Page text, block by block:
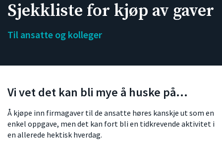
Sjekkliste for kjøp av gaver
Til ansatte og kolleger
Vi vet det kan bli mye å huske på...
Å kjøpe inn firmagaver til de ansatte høres kanskje ut som en
enkel oppgave, men det kan fort bli en tidkrevende aktivitet i
en allerede hektisk hverdag.